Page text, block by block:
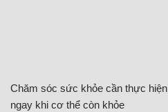
Chăm sóc sức khỏe cần thực hiện
ngay khi cơ thể còn khỏe